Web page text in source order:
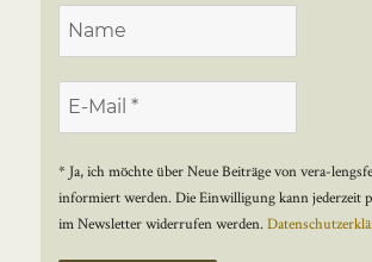
* Ja, ich möchte über Neue Beiträge von vera-
informiert werden. Die Einwilligung kann jederzeit
im Newsletter widerrufen werden.